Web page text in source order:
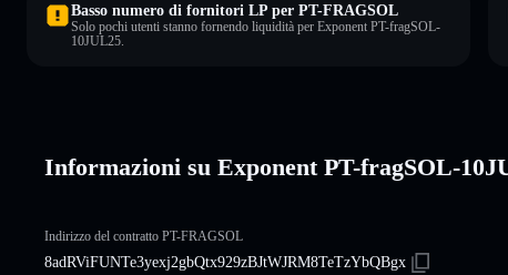
Basso numero di fornitori LP per PT-FRAGSOL
Solo pochi utenti stanno fornendo liquidità per Exponent PT-fragSOL-
10JUL25.
Informazioni su Exponent PT-fragSOL-
Indirizzo del contratto PT-FRAGSOL
8adRViFUNTe3yexj2gbQtx929zBJtWJRM8TeTzYbQBgx